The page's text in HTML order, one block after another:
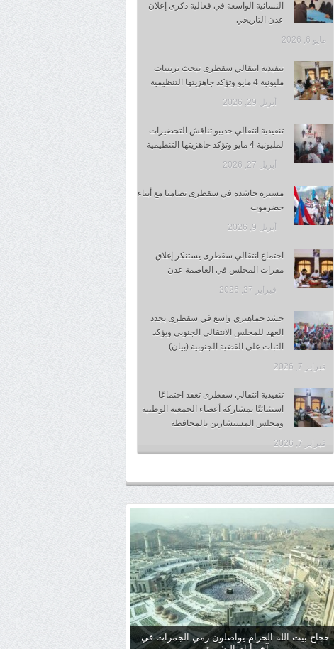
النسائية الواسعة في فعالية ذكرى إعلان
عدن التاريخي
مايو 6, 2026
تنفيذية انتقالي سقطرى تبحث ترتيبات
مليونية 4 مايو وتؤكد جاهزيتها التنظيمية
أبريل 29, 2026
تنفيذية انتقالي حديبو تناقش التحضيرات
لمليونية 4 مايو وتؤكد جاهزيتها التنظيمية
أبريل 27, 2026
مسيرة حاشدة في سقطرى تضامنا مع أبناء
حضرموت
أبريل 9, 2026
اجتماع انتقالي سقطرى يستنكر إغلاق
مقرات المجلس في العاصمة عدن
فبراير 27, 2026
حشد جماهيري واسع في سقطرى يجدد
العهد للمجلس الانتقالي الجنوبي ويؤكد
الثبات على القضية الجنوبية (بيان)
فبراير 7, 2026
تنفيذية انتقالي سقطرى تعقد اجتماعًا
استثنائيًا بمشاركة أعضاء الجمعية الوطنية
ومجلس المستشارين بالمحافظة
فبراير 7, 2026
حجاج بيت الله الحرام يواصلون رمي الجمرات في